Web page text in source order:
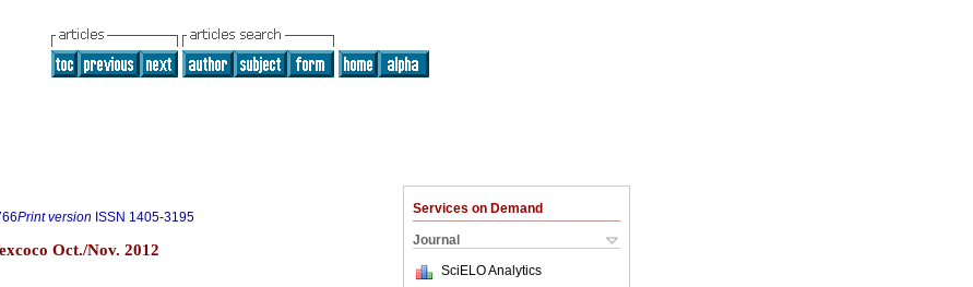
Services on Demand
Journal
SciELO Analytics
Print version ISSN 1405-3195
Oct./Nov. 2012